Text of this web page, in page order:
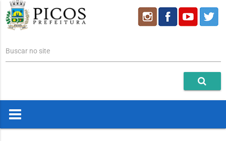
Buscar no site